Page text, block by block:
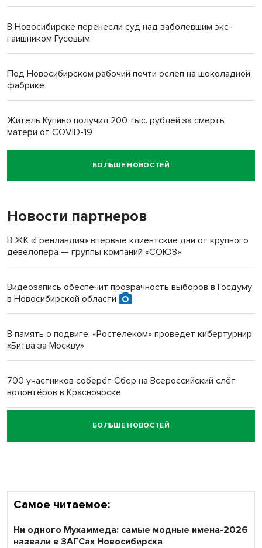
В Новосибирске перенесли суд над заболевшим экс-
гаишником Гусевым
Под Новосибирском рабочий почти ослеп на шоколадной
фабрике
Житель Купино получил 200 тыс. рублей за смерть
матери от COVID-19
Новосибирский суд наказал водителя за смерть
пенсионерки на вокзале
«Мы живём на пастбище!»: в новосибирском селе лошади
терроризируют жителей
Инвалид получил условный срок за избиение врачей
Новосибирский преподаватель с женой вошли в топ-16
Обновлённое отделение ВТБ открылось в Искитиме
БОЛЬШЕ НОВОСТЕЙ
Новости партнеров
В ЖК «Гренландия» впервые клиентские дни от крупного
девелопера — группы компаний «СОЮЗ»
Видеозапись обеспечит прозрачность выборов в Госдуму
в Новосибирской области
В память о подвиге: «Ростелеком» проведет кибертурнир
«Битва за Москву»
700 участников соберёт Сбер на Всероссийский слёт
волонтёров в Красноярске
Честный выбор: видеонаблюдение обеспечит
объективность результатов ЕДГ в Новосибирской
БОЛЬШЕ НОВОСТЕЙ
Самое читаемое:
Ни одного Мухаммеда: самые модные имена-2026
назвали в ЗАГСах Новосибирска